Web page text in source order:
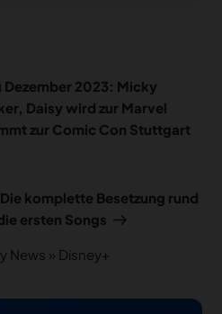
2023: Micky
Daisy wird zur Marvel
zur Comic Con Stuttgart
komplette Besetzung rund
ersten Songs
News » Disney+